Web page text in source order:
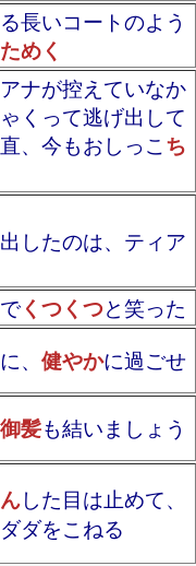
長いコートのよう
めく
ナが控えていなか
くって逃げ出して
、今もおしっこ ち
したのは、ティア
くつくつと笑った
、 健やかに過ごせ
御髪も結いましょう
した目は止めて、
ダをこねる